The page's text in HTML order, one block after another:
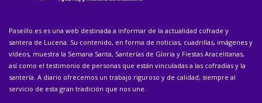
Paseillo.es es una web destinada a informar de la actualidad cofrade y
santera de Lucena. Su contenido, en forma de noticias, cuadrillas, imágenes y
vídeos, muestra la Semana Santa, Santerías de Gloria y Fiestas Aracelitanas,
así como el testimonio de personas que están vinculadas a las cofradías y la
santería. A diario ofrecemos un trabajo riguroso y de calidad; siempre al
servicio de esta gran tradición que nos une.